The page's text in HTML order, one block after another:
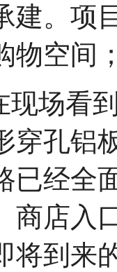
建。项
物空间
现场看
穿孔铝
已经全
商店入
将到来